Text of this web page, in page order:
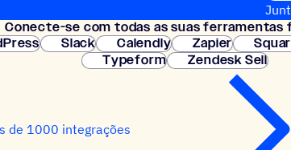
Conecte-se com todas as suas ferramentas
Slack Calendly Zapier
Typeform
Zendesk Sell
de 1000 integrações